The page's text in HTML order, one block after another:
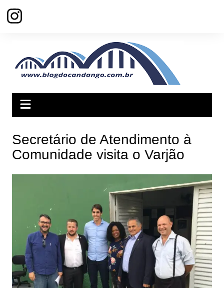
para
Secretário de Atendimento à
Comunidade visita o Varjão